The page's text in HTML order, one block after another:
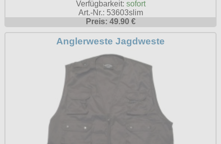
Petticoats
Poloshirts
T-Shirts
Begriffe
Dobermann
Verfügbarkeit: sofort
Art.-Nr.: 53603slim
Preis: 49.90 €
Anglerweste Jagdweste